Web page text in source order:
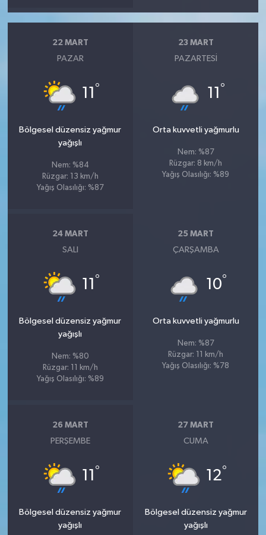
22 MART
PAZAR
11 °
Bölgesel düzensiz yağmur
yağışlı
Nem: %84
Rüzgar: 13 km/h
Yağış Olasılığı: %87
23 MART
PAZARTESI
11 °
Orta kuvvetli yağmurlu
Nem: %87
Rüzgar: 8 km/h
Yağış Olasılığı: %89
24 MART
SALI
11 °
Bölgesel düzensiz yağmur
yağışlı
Nem: %80
Rüzgar: 11 km/h
Yağış Olasılığı: %89
25 MART
ÇARŞAMBA
10°
Orta kuvvetli yağmurlu
Nem: %87
Rüzgar: 11 km/h
Yağış Olasılığı: %78
26 MART
PERŞEMBE
11 °
Bölgesel düzensiz yağmur
yağışlı
27 MART
CUMA
12°
Bölgesel düzensiz yağmur
yağışlı